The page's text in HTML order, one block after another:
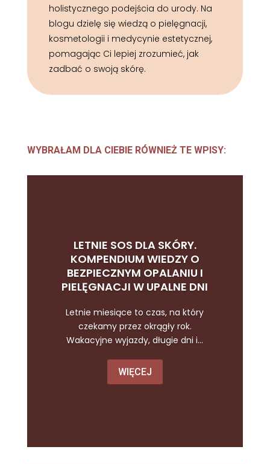
holistycznego podejścia do urody. Na
blogu dzielę się wiedzą o pielęgnacji,
kosmetologii i medycynie estetycznej,
pomagając Ci lepiej zrozumieć, jak
zadbać o swoją skórę.
WYBRAŁAM DLA CIEBIE RÓWNIEŻ TE WPISY:
LETNIE SOS DLA SKÓRY.
KOMPENDIUM WIEDZY O
BEZPIECZNYM OPALANIU I
PIELĘGNACJI W UPALNE DNI
Letnie miesiące to czas, na który
czekamy przez okrągły rok.
Wakacyjne wyjazdy, długie dni i...
WIĘCEJ